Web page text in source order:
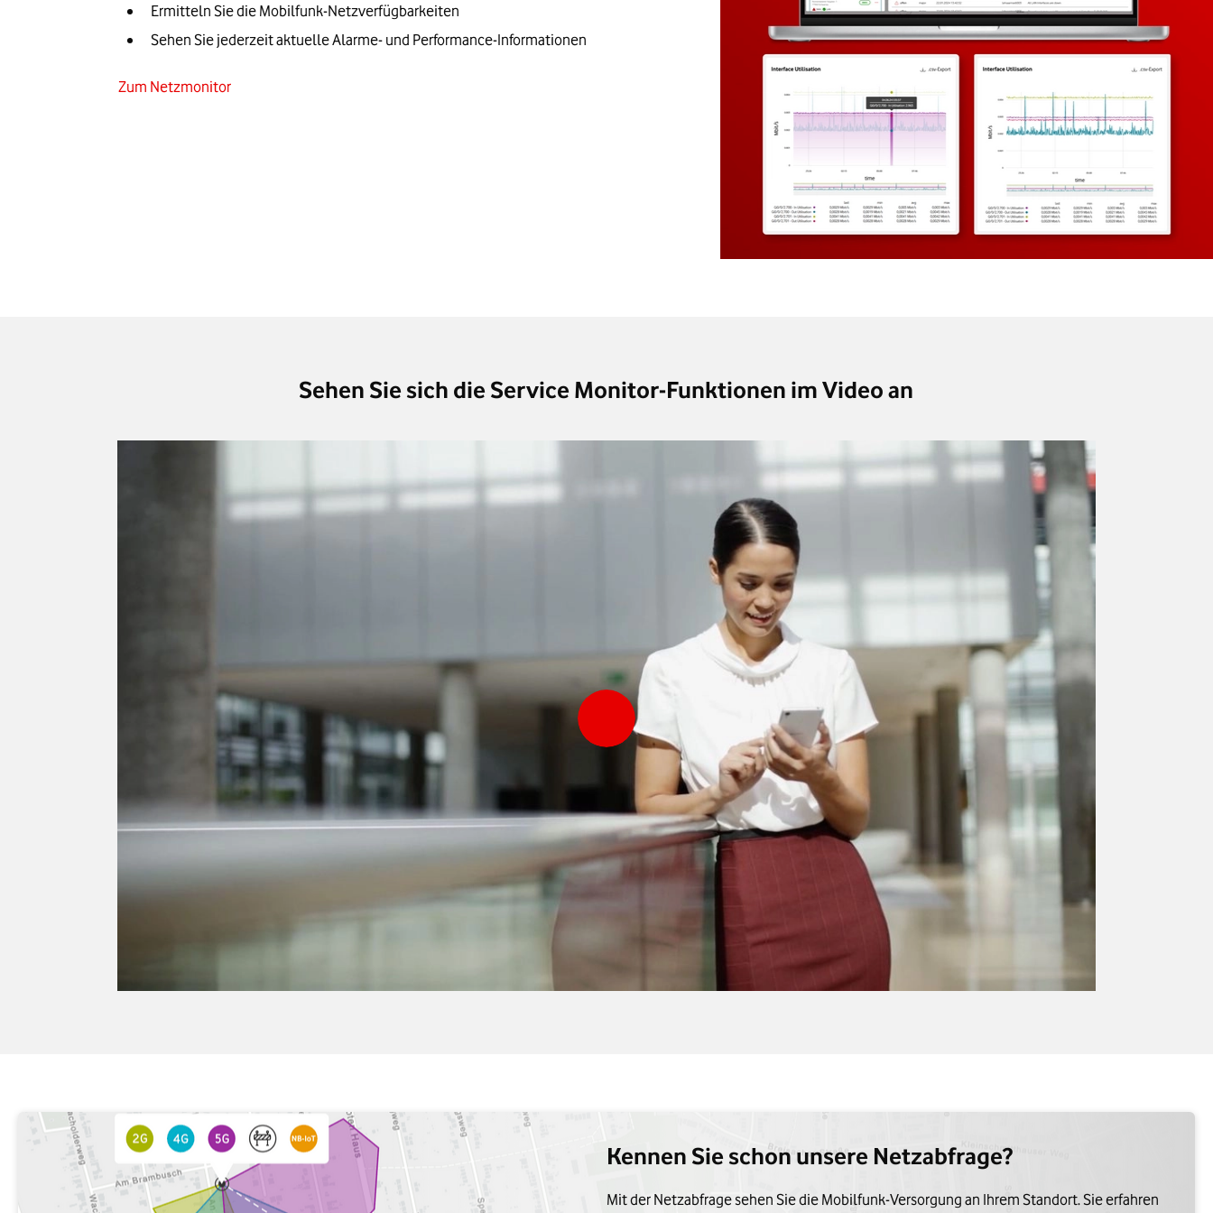
Ermitteln Sie die Mobilfunk-Netzverfügbarkeiten
Sehen Sie jederzeit aktuelle Alarme- und Performance-Informationen
Zum Netzmonitor
Sehen Sie sich die Service Monitor-Funktionen im Video an
Kennen Sie schon unsere Netzabfrage?
Mit der Netzabfrage sehen Sie die Mobilfunk-Versorgung an Ihrem Standort. Sie erfahren